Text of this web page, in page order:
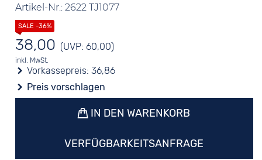
Artikel-Nr.: 2622 TJ1077
38,00 (UVP: 60,00)
inkl. MwSt.
Vorkassepreis:36,86
Preis vorschlagen
IN DEN WARENKORB
VERFÜGBARKEITSANFRAGE